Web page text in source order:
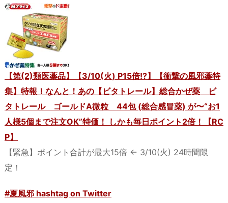
【第(2)類医薬品】【3/10(火) P15倍!?】【衝撃の風邪薬特
集】特報！なんと！あの【ビタトレール】総合かぜ薬 ビ
タトレール ゴールドA微粒 44包 (総合感冒薬) が〜“お1
人様5個まで注文OK”特価！ しかも毎日ポイント2倍！【RC
P】
【緊急】ポイント合計が最大15倍 ← 3/10(火) 24時間限
定！
#夏風邪 hashtag on Twitter